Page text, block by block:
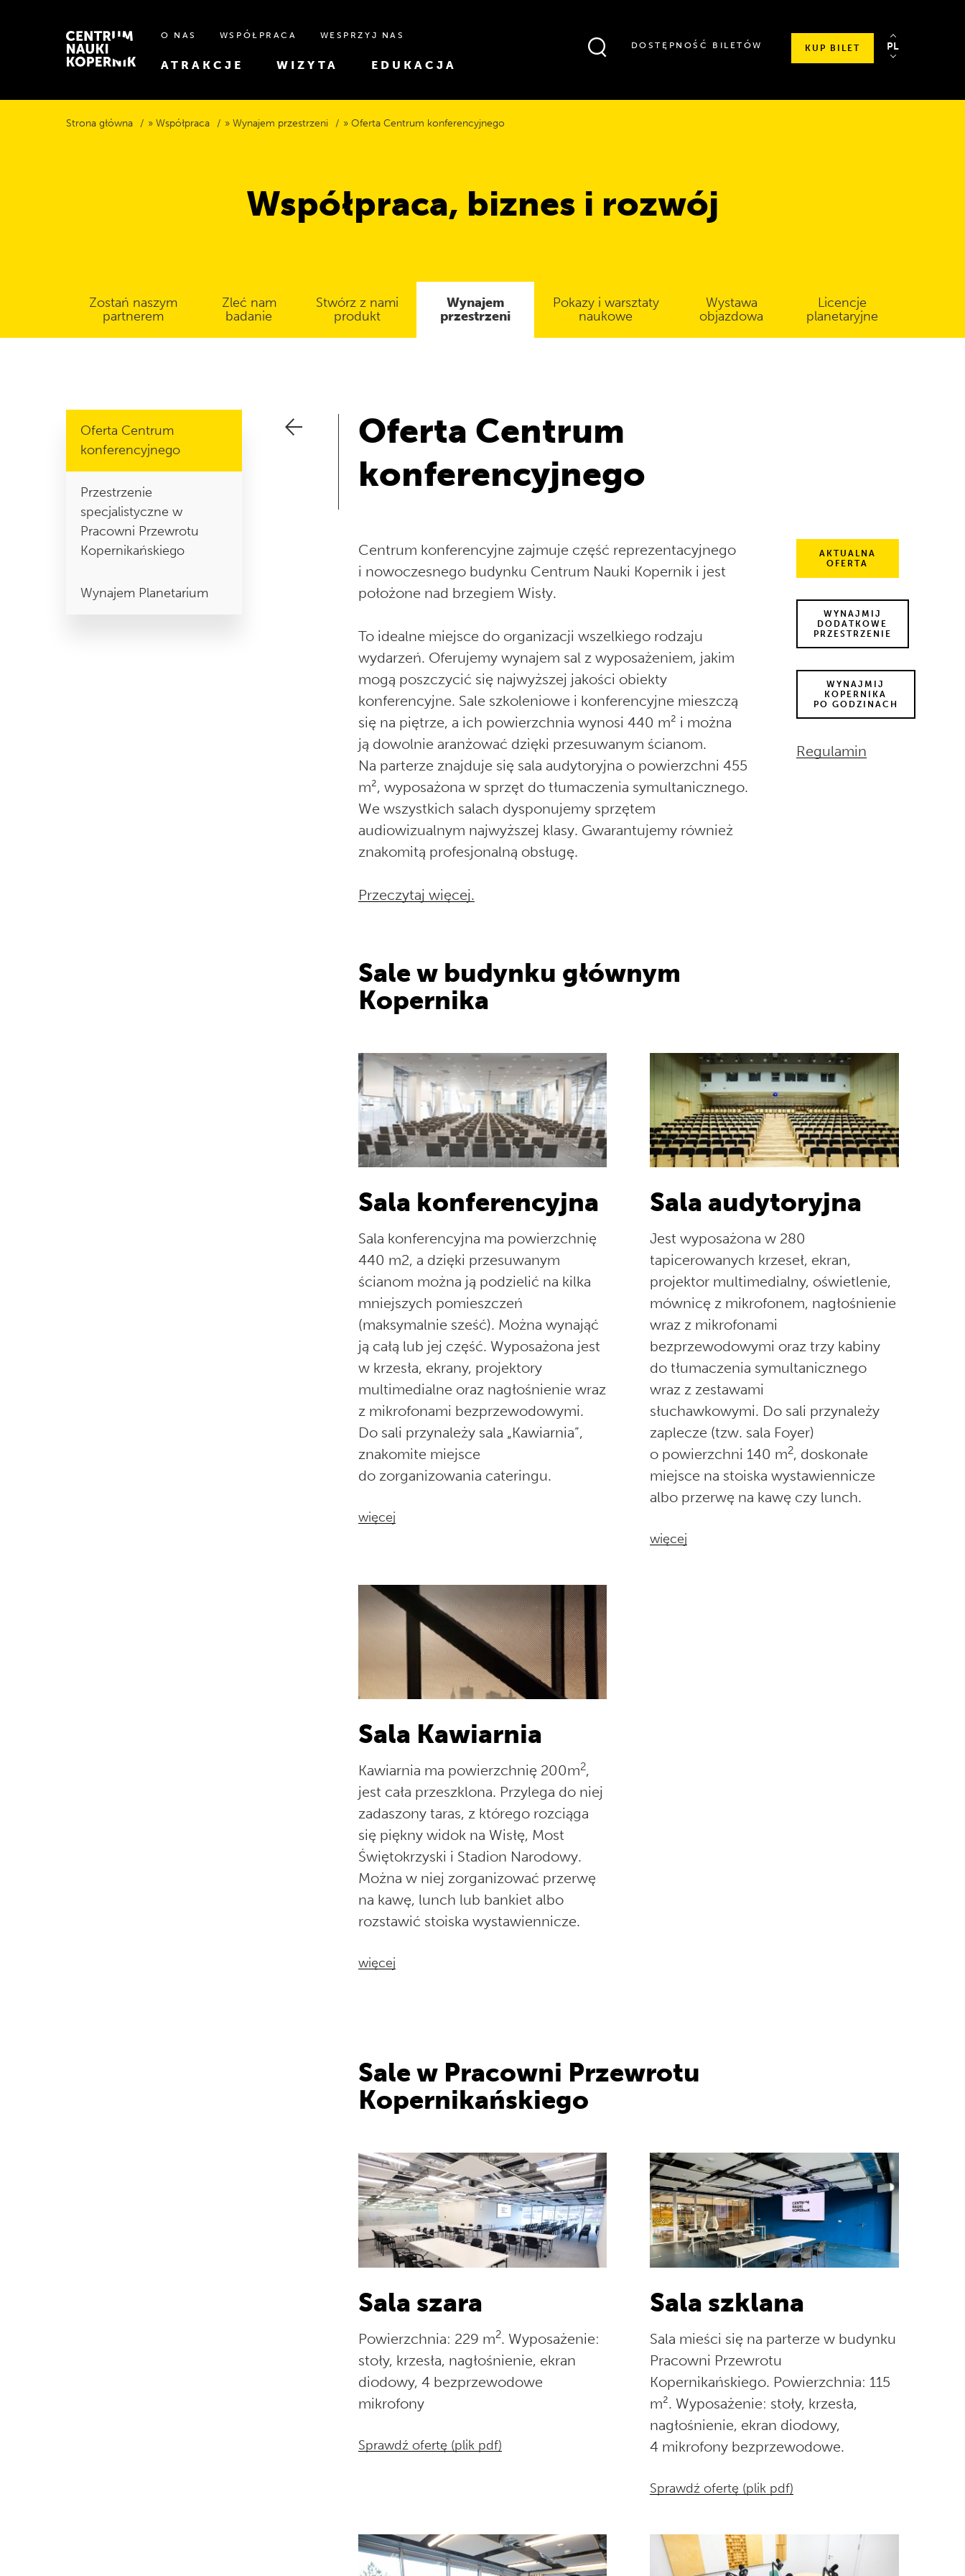
PL
O NAS WSPÓŁPRACA WESPRZYJ NAS
ATRAKCJE WIZYTA EDUKACJA
SZCZEGÓŁOWE
DOSTĘPNOŚĆ BILETÓW KUP BILET
Strona główna Współpraca Wynajem przestrzeni Oferta Centrum konferencyjnego
Współpraca, biznes i rozwój
Zostań naszym
partnerem
Zleć nam
badanie
Stwórz z nami
produkt
Wynajem
przestrzeni
Pokazy i warsztaty
naukowe
Wystawa
objazdowa
Licencje
planetaryjne
Oferta Centrum
konferencyjnego
Przestrzenie
specjalistyczne w
Pracowni Przewrotu
Kopernikańskiego
Wynajem Planetarium
Oferta Centrum
konferencyjnego
Centrum konferencyjne zajmuje część reprezentacyjnego
i nowoczesnego budynku Centrum Nauki Kopernik i jest
położone nad brzegiem Wisły.
To idealne miejsce do organizacji wszelkiego rodzaju
wydarzeń. Oferujemy wynajem sal z wyposażeniem, jakim
mogą poszczycić się najwyższej jakości obiekty
konferencyjne. Sale szkoleniowe i konferencyjne mieszczą
się na piętrze, a ich powierzchnia wynosi 440 m² i można
ją dowolnie aranżować dzięki przesuwanym ścianom.
Na parterze znajduje się sala audytoryjna o powierzchni 455
m², wyposażona w sprzęt do tłumaczenia symultanicznego.
We wszystkich salach dysponujemy sprzętem
audiowizualnym najwyższej klasy. Gwarantujemy również
znakomitą profesjonalną obsługę.
Przeczytaj więcej.
AKTUALNA
OFERTA
WYNAJMIJ
DODATKOWE
PRZESTRZENIE
WYNAJMIJ
KOPERNIKA
PO GODZINACH
Regulamin
Sale w budynku głównym
Kopernika
Sala konferencyjna
Sala konferencyjna ma powierzchnię
440 m2, a dzięki przesuwanym
ścianom można ją podzielić na kilka
mniejszych pomieszczeń
(maksymalnie sześć). Można wynająć
ją całą lub jej część. Wyposażona jest
w krzesła, ekrany, projektory
multimedialne oraz nagłośnienie wraz
z mikrofonami bezprzewodowymi.
Do sali przynależy sala „Kawiarnia”,
znakomite miejsce
do zorganizowania cateringu.
więcej
Sala audytoryjna
Jest wyposażona w 280
tapicerowanych krzeseł, ekran,
projektor multimedialny, oświetlenie,
mównicę z mikrofonem, nagłośnienie
wraz z mikrofonami
bezprzewodowymi oraz trzy kabiny
do tłumaczenia symultanicznego
wraz z zestawami
słuchawkowymi. Do sali przynależy
zaplecze (tzw. sala Foyer)
o powierzchni 140 m2, doskonałe
miejsce na stoiska wystawiennicze
albo przerwę na kawę czy lunch.
więcej
Sala Kawiarnia
Kawiarnia ma powierzchnię 200m2,
jest cała przeszklona. Przylega do niej
zadaszony taras, z którego rozciąga
się piękny widok na Wisłę, Most
Świętokrzyski i Stadion Narodowy.
Można w niej zorganizować przerwę
na kawę, lunch lub bankiet albo
rozstawić stoiska wystawiennicze.
więcej
Sale w Pracowni Przewrotu
Kopernikańskiego
Sala szara
Powierzchnia: 229 m2. Wyposażenie:
stoły, krzesła, nagłośnienie, ekran
diodowy, 4 bezprzewodowe
mikrofony
Sprawdź ofertę (plik pdf)
Sala szklana
Sala mieści się na parterze w budynku
Pracowni Przewrotu
Kopernikańskiego. Powierzchnia: 115
m². Wyposażenie: stoły, krzesła,
nagłośnienie, ekran diodowy,
4 mikrofony bezprzewodowe.
Sprawdź ofertę (plik pdf)